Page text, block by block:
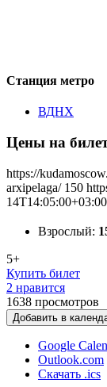
Станция метро
ВДНХ
Цены на
https://
arxipelaga/ 150
14T14:05:00+03:00
Взрослый:
5+
Купить билет
2 нравится
1638 просмотров
Добавить в
Google
Outlook.com
Скачать .ics